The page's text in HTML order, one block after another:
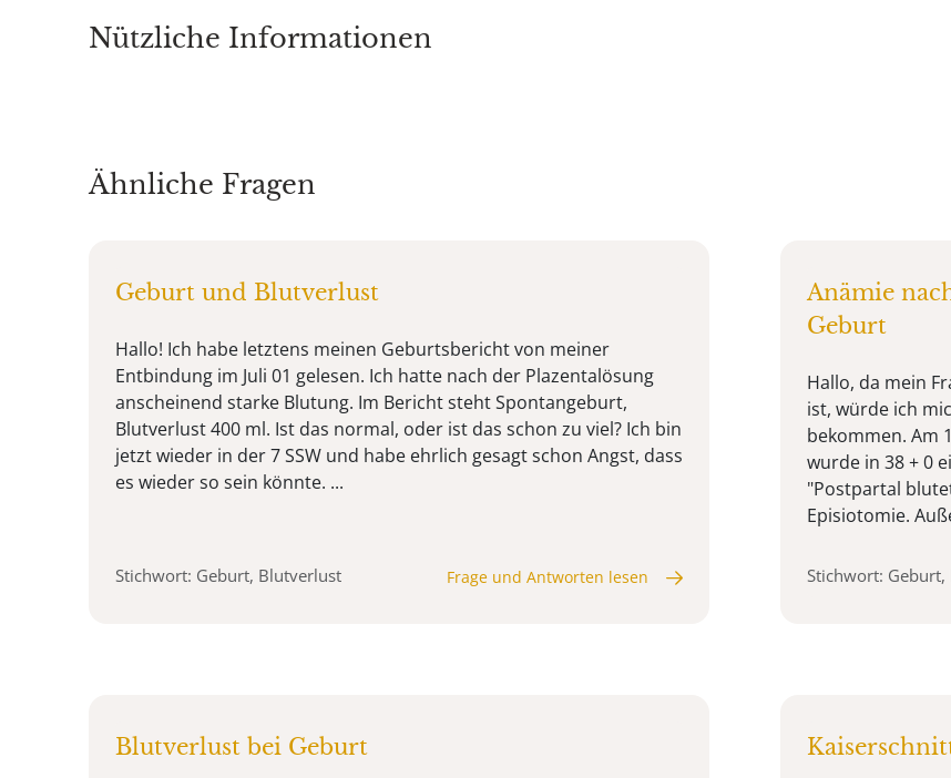
Nützliche Informationen
Ähnliche Fragen
Geburt und Blutverlust
Hallo! Ich habe letztens meinen Geburtsbericht von meiner
Entbindung im Juli 01 gelesen. Ich hatte nach der Plazentalösung
anscheinend starke Blutung. Im Bericht steht Spontangeburt,
Blutverlust 400 ml. Ist das normal, oder ist das schon zu viel? Ich bin
jetzt wieder in der 7 SSW und habe ehrlich gesagt schon Angst, dass
es wieder so sein könnte. ...
Stichwort: Geburt, Blutverlust Frage und Antworten lesen
Anämie
Geburt
Hallo, da mein
ist, würde ich
bekommen. Am
wurde in 38 + 0
"Postpartal
Episiotomie.
Stichwort:
Blutverlust bei Geburt